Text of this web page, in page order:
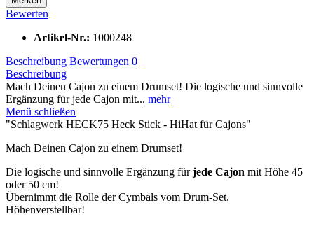
Bewerten
Artikel-Nr.: 1000248
Beschreibung Bewertungen 0
Beschreibung
Mach Deinen Cajon zu einem Drumset! Die logische und sinnvolle
Ergänzung für jede Cajon mit... mehr
Menü schließen
"Schlagwerk HECK75 Heck Stick - HiHat für Cajons"
Mach Deinen Cajon zu einem Drumset!
Die logische und sinnvolle Ergänzung fürjede Cajon mit Höhe 45
oder 50 cm!
Übernimmt die Rolle der Cymbals vom Drum-Set.
Höhenverstellbar!